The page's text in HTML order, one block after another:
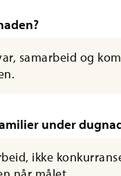
samarbeid og
under
ikke